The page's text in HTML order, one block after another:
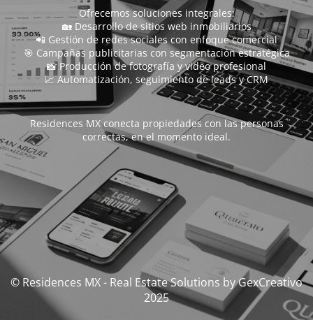
Ofrecemos soluciones integrales:
🏡 Desarrollo de sitios web inmobiliarios
📲 Gestión de redes sociales con enfoque comercial
🎯 Campañas publicitarias con segmentación estratégica
📸 Producción de fotografía y video profesional
📈 Automatización, seguimiento de leads y CRM
Residences MX conecta propiedades con las personas
correctas, en el momento ideal.
© Residences MX - Real Estate Solutions by GexCreativo
2025